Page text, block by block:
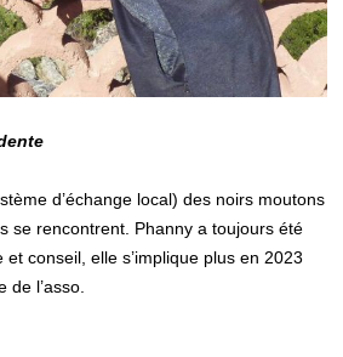
d’échange local) des noirs moutons
se rencontrent. Phanny a toujours été
conseil, elle s’implique plus en 2023
l’asso.